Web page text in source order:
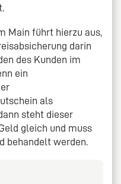
Main führt hierzu aus,
darin
des Kunden im
ein
als
steht dieser
gleich und muss
behandelt werden.